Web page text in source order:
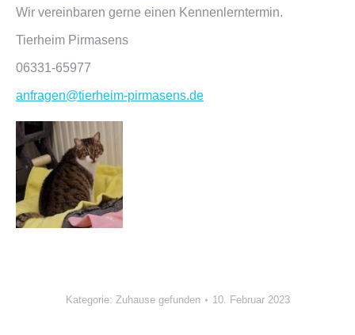
Wir vereinbaren gerne einen Kennenlerntermin.
Tierheim Pirmasens
06331-65977
anfragen@tierheim-pirmasens.de
Kategorie: Zuhause gefunden 10. Februar 2023